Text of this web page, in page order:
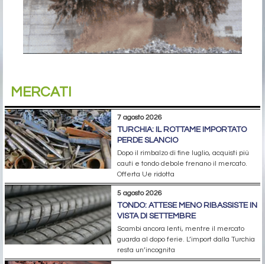
MERCATI
7 agosto 2026
TURCHIA: IL ROTTAME IMPORTATO
PERDE SLANCIO
Dopo il rimbalzo di fine luglio, acquisti più
cauti e tondo debole frenano il mercato.
Offerta Ue ridotta
5 agosto 2026
TONDO: ATTESE MENO RIBASSISTE IN
VISTA DI SETTEMBRE
Scambi ancora lenti, mentre il mercato
guarda al dopo ferie. L’import dalla Turchia
resta un’incognita